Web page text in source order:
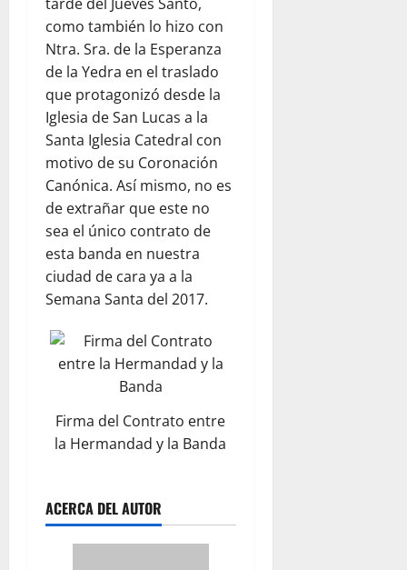
como también lo hizo con
Ntra. Sra. de la Esperanza
de la Yedra en el traslado
que protagonizó desde la
Iglesia de San Lucas a la
Santa Iglesia Catedral con
motivo de su Coronación
Canónica. Así mismo, no es
de extrañar que este no
sea el único contrato de
esta banda en nuestra
ciudad de cara ya a la
Semana Santa del 2017.
Firma del Contrato entre
la Hermandad y la Banda
ACERCA DEL AUTOR